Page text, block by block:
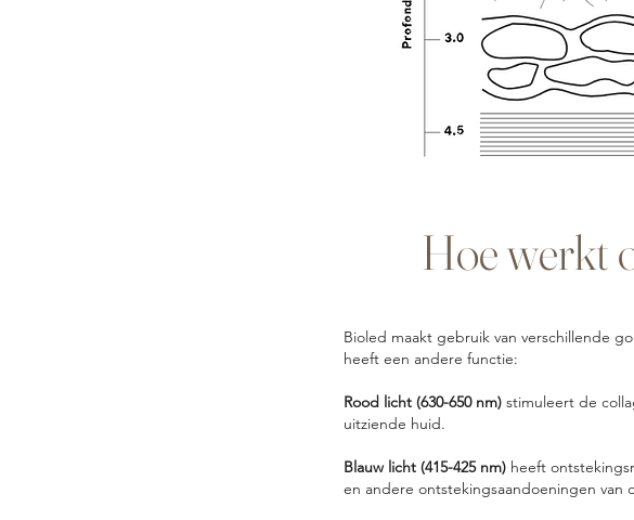
Hoe werkt
Bioled maakt gebruik van verschillende
heeft een andere functie:
Rood licht (630-650 nm) stimuleert de
uitziende huid.
Blauw licht (415-425 nm) heeft
en andere ontstekingsaandoeningen van